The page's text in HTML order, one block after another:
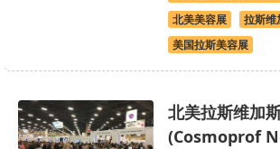
北美美容展
拉斯维
美国拉斯美容展
北美拉斯维加
(Cosmoprof